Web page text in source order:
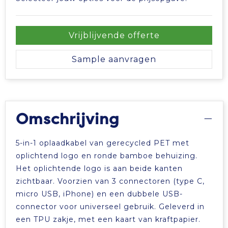
Tablettassen
Toilettassen
Waterbestendige tassen
Trolleys
Vrijblijvende offerte
Sample aanvragen
Omschrijving
5-in-1 oplaadkabel van gerecycled PET met
oplichtend logo en ronde bamboe behuizing.
Het oplichtende logo is aan beide kanten
zichtbaar. Voorzien van 3 connectoren (type C,
micro USB, iPhone) en een dubbele USB-
connector voor universeel gebruik. Geleverd in
een TPU zakje, met een kaart van kraftpapier.